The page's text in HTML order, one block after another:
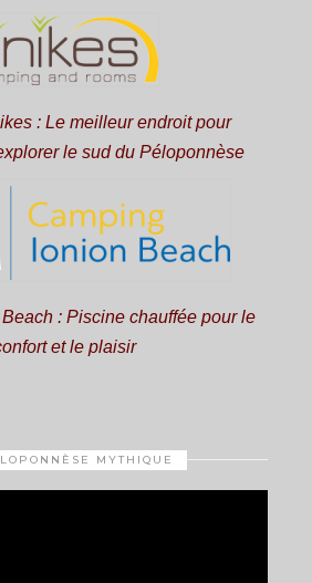
: Le meilleur endroit pour
le sud du Péloponnèse
: Piscine chauffée pour le
et le plaisir
MYTHIQUE